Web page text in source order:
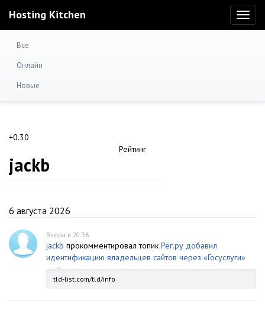
Hosting Kitchen
Все
Онлайн
Новые
+0.30
Рейтинг
jackb
6 августа 2026
Вчера в 20:36
jackb прокомментировал топик Рег.ру добавил
идентификацию владельцев сайтов через «Госуслуги»
tld-list.com/tld/info